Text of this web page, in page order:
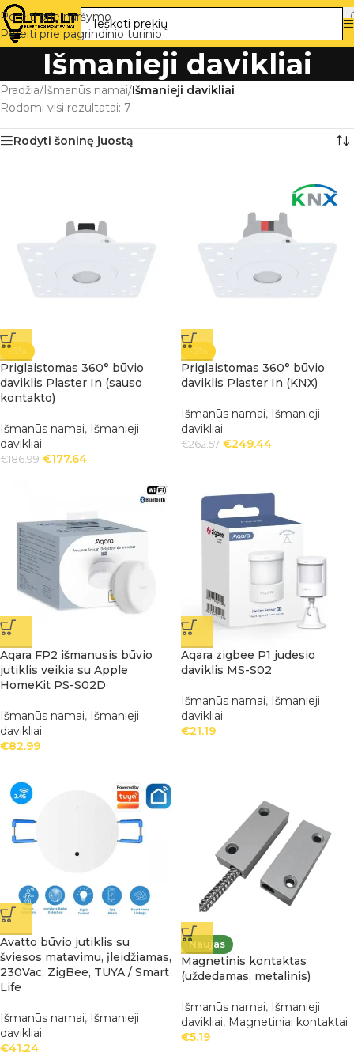
Pereiti prie naršymo
Pereiti prie pagrindinio turinio
Išmanieji davikliai
Pradžia/Išmanūs namai/Išmanieji davikliai
Rodomi visi rezultatai: 7
Rodyti šoninę juostą
-5%
Priglaistomas 360° būvio
daviklis Plaster In (sauso
kontakto)
Išmanūs namai, Išmanieji
davikliai
€186.99 €177.64
-5%
Priglaistomas 360° būvio
daviklis Plaster In (KNX)
Išmanūs namai, Išmanieji
davikliai
€262.57 €249.44
Aqara FP2 išmanusis būvio
jutiklis veikia su Apple
HomeKit PS-S02D
Išmanūs namai, Išmanieji
davikliai
€82.99
Aqara zigbee P1 judesio
daviklis MS-S02
Išmanūs namai, Išmanieji
davikliai
€21.19
Avatto būvio jutiklis su
šviesos matavimu, įleidžiamas,
230Vac, ZigBee, TUYA / Smart
Life
Išmanūs namai, Išmanieji
davikliai
€41.24
Naujas
Magnetinis kontaktas
(uždedamas, metalinis)
Išmanūs namai, Išmanieji
davikliai, Magnetiniai kontaktai
€5.19